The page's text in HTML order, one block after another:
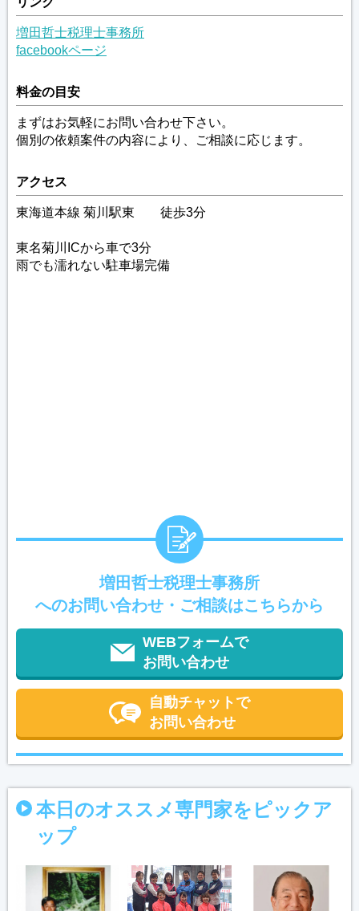
増田哲士税理士事務所
facebookページ
料金の目安
まずはお気軽にお問い合わせ下さい。
個別の依頼案件の内容により、ご相談に応じます。
アクセス
東海道本線 菊川駅東 徒歩3分
東名菊川ICから車で3分
雨でも濡れない駐車場完備
増田哲士税理士事務所
へのお問い合わせ・ご相談はこちらから
WEBフォームで
お問い合わせ
自動チャットで
お問い合わせ
本日のオススメ専門家をピックア
ップ